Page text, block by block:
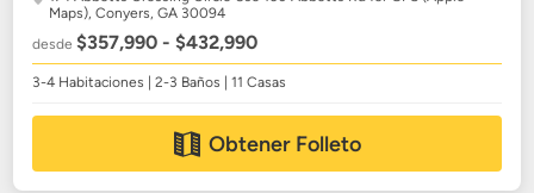
Maps),Conyers, GA 30094
desde$357,990 - $432,990
3-4 Habitaciones | 2-3 Baños | 11 Casas
Obtener Folleto